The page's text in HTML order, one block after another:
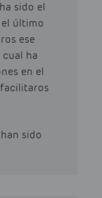
sido el
el último
ese
ha
en el
sido